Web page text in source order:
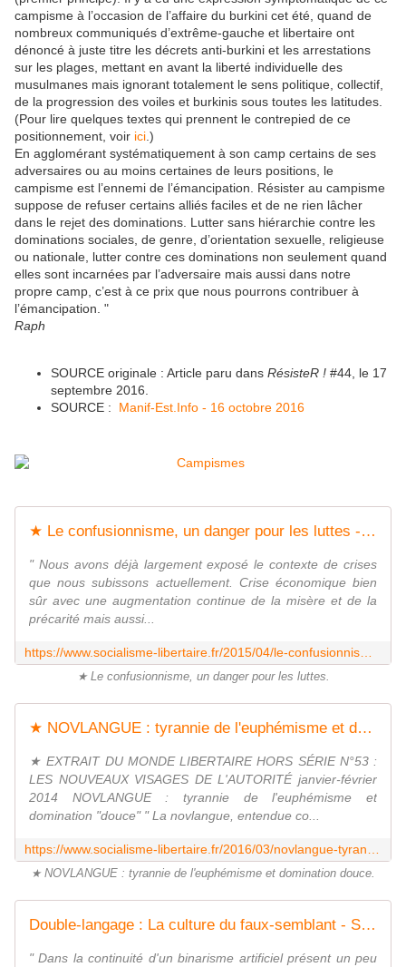
campisme à l’occasion de l’affaire du burkini cet été, quand de
nombreux communiqués d’extrême-gauche et libertaire ont
dénoncé à juste titre les décrets anti-burkini et les arrestations
sur les plages, mettant en avant la liberté individuelle des
musulmanes mais ignorant totalement le sens politique, collectif,
de la progression des voiles et burkinis sous toutes les latitudes.
(Pour lire quelques textes qui prennent le contrepied de ce
positionnement, voir ici .)
En agglomérant systématiquement à son camp certains de ses
adversaires ou au moins certaines de leurs positions, le
campisme est l’ennemi de l’émancipation. Résister au campisme
suppose de refuser certains alliés faciles et de ne rien lâcher
dans le rejet des dominations. Lutter sans hiérarchie contre les
dominations sociales, de genre, d’orientation sexuelle, religieuse
ou nationale, lutter contre ces dominations non seulement quand
elles sont incarnées par l’adversaire mais aussi dans notre
propre camp, c’est à ce prix que nous pourrons contribuer à
l’émancipation. "
Raph
SOURCE originale : Article paru dans RésisteR ! #44, le 17
septembre 2016.
SOURCE : Manif-Est.Info - 16 octobre 2016
★ Le confusionnisme, un danger pour les luttes - Socialisme libertaire
" Nous avons déjà largement exposé le contexte de crises
que nous subissons actuellement. Crise économique bien
sûr avec une augmentation continue de la misère et de la
précarité mais aussi...
★ Le confusionnisme, un danger pour les luttes.
★ NOVLANGUE : tyrannie de l'euphémisme et domination douce - Socialisme libertaire
★ EXTRAIT DU MONDE LIBERTAIRE HORS SÉRIE N°53 :
LES NOUVEAUX VISAGES DE L'AUTORITÉ janvier-février
2014 NOVLANGUE : tyrannie de l'euphémisme et
domination "douce" " La novlangue, entendue co...
★ NOVLANGUE : tyrannie de l'euphémisme et domination douce.
Double-langage : La culture du faux-semblant - Socialisme libertaire
" Dans la continuité d'un binarisme artificiel présent un peu